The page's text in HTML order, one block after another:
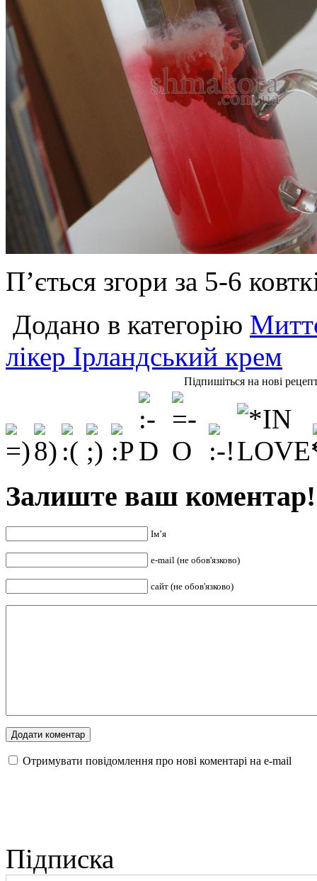
П’ється згори за 5-6
Додано в категорію
лікер Ірландський крем
Підпишіться на нові
Залиште ваш коментар!
Ім’я
e-mail (не обов'язково)
сайт (не обов'язково)
Отримувати повідомлення про нові коментарі на е-mail
Підписка